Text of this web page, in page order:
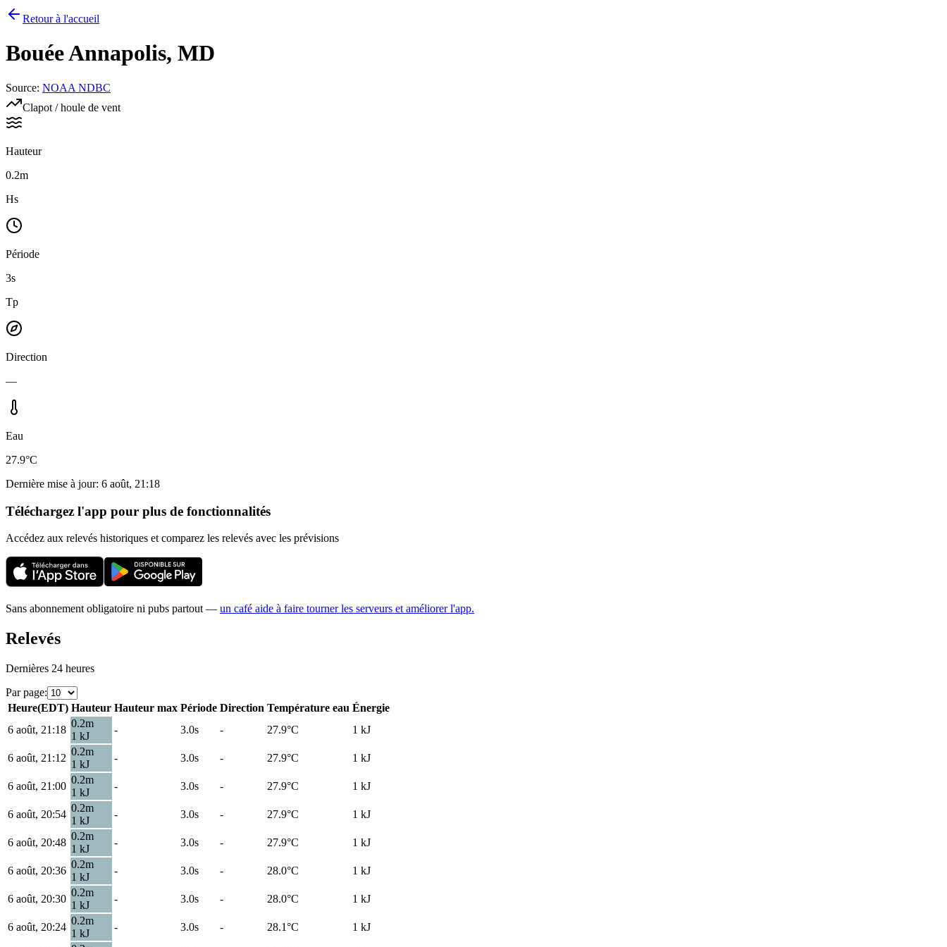
Retour à l'accueil
BouéeAnnapolis, MD
Source: NOAA NDBC
Clapot / houle de vent
Hauteur
0.2m
Hs
Période
3s
Tp
Direction
—
Eau
27.9°C
Dernière mise à jour: 6 août, 21:18
Téléchargez l'app pour plus de fonctionnalités
Accédez aux relevés historiques et comparez les relevés avec les prévisions
Sans abonnement obligatoire ni pubs partout — un café aide à faire tourner les serveurs et améliorer l'app.
Relevés
Dernières 24 heures
Par page:
Heure(EDT) Hauteur Hauteur max Période Direction Température eau Énergie
6 août, 21:18
0.2m
1 kJ
- 3.0s - 27.9°C 1 kJ
6 août, 21:12
0.2m
1 kJ
- 3.0s - 27.9°C 1 kJ
6 août, 21:00
0.2m
1 kJ
- 3.0s - 27.9°C 1 kJ
6 août, 20:54
0.2m
1 kJ
- 3.0s - 27.9°C 1 kJ
6 août, 20:48
0.2m
1 kJ
- 3.0s - 27.9°C 1 kJ
6 août, 20:36
0.2m
1 kJ
- 3.0s - 28.0°C 1 kJ
6 août, 20:30
0.2m
1 kJ
- 3.0s - 28.0°C 1 kJ
6 août, 20:24
0.2m
1 kJ
- 3.0s - 28.1°C 1 kJ